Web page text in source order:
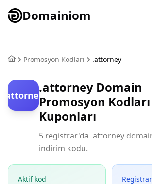
Domainiom
Promosyon Kodları .attorney
.attorney
.attorney Domain
Promosyon
Kuponları
5 registrar'da .attorney
indirim kodu.
Aktif kod Registrar